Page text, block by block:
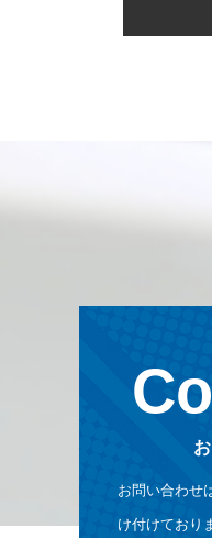
お問い合わせ
け付けており